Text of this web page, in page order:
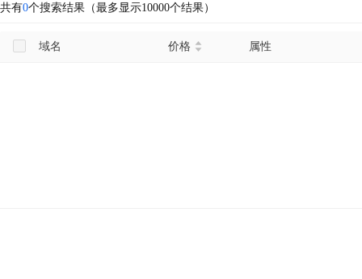
共有0个搜索结果（最多显示10000个结果）
域名 价格 属性